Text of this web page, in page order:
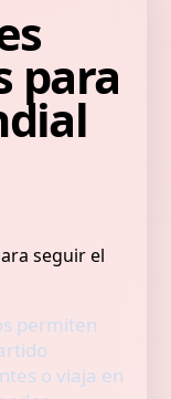
para
permiten
o viaja en